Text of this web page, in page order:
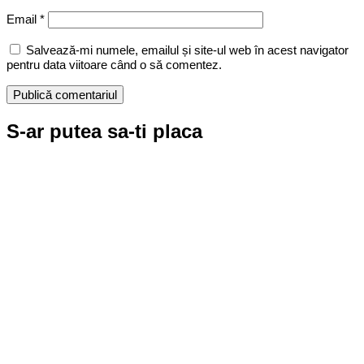
Email *
Salvează-mi numele, emailul și site-ul web în acest navigator
pentru data viitoare când o să comentez.
S-ar putea sa-ti placa